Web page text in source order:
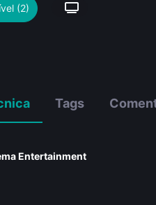
(2)
Tags
Entertainment